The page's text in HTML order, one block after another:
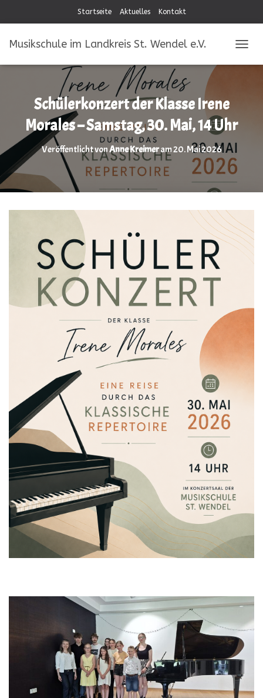
Startseite Aktuelles Kontakt
Musikschule im Landkreis St. Wendel e.V.
Schülerkonzert der Klasse Irene
Morales – Samstag, 30. Mai, 14 Uhr
Veröffentlicht vonAnne Kreimeram20. Mai 2026